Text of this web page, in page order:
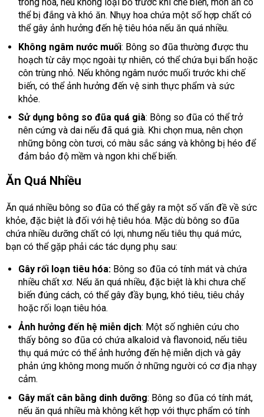
thể bị đắng và khó ăn. Nhụy hoa chứa một số hợp chất có
thể gây ảnh hưởng đến hệ tiêu hóa nếu ăn quá nhiều.
Không ngâm nước muối: Bông so đũa thường được thu
hoạch từ cây mọc ngoài tự nhiên, có thể chứa bụi bẩn hoặc
côn trùng nhỏ. Nếu không ngâm nước muối trước khi chế
biến, có thể ảnh hưởng đến vệ sinh thực phẩm và sức
khỏe.
Sử dụng bông so đũa quá già: Bông so đũa có thể trở
nên cứng và dai nếu đã quá già. Khi chọn mua, nên chọn
những bông còn tươi, có màu sắc sáng và không bị héo để
đảm bảo độ mềm và ngon khi chế biến.
Ăn Quá Nhiều
Ăn quá nhiều bông so đũa có thể gây ra một số vấn đề về sức
khỏe, đặc biệt là đối với hệ tiêu hóa. Mặc dù bông so đũa
chứa nhiều dưỡng chất có lợi, nhưng nếu tiêu thụ quá mức,
bạn có thể gặp phải các tác dụng phụ sau:
Gây rối loạn tiêu hóa:Bông so đũa có tính mát và chứa
nhiều chất xơ. Nếu ăn quá nhiều, đặc biệt là khi chưa chế
biến đúng cách, có thể gây đầy bụng, khó tiêu, tiêu chảy
hoặc rối loạn tiêu hóa.
Ảnh hưởng đến hệ miễn dịch: Một số nghiên cứu cho
thấy bông so đũa có chứa alkaloid và flavonoid, nếu tiêu
thụ quá mức có thể ảnh hưởng đến hệ miễn dịch và gây
phản ứng không mong muốn ở những người có cơ địa nhạy
cảm.
Gây mất cân bằng dinh dưỡng: Bông so đũa có tính mát,
nếu ăn quá nhiều mà không kết hợp với thực phẩm có tính